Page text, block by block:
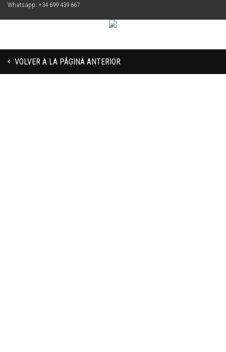
Whatsapp: +34 699 439 667
VOLVER A LA PÁGINA ANTERIOR